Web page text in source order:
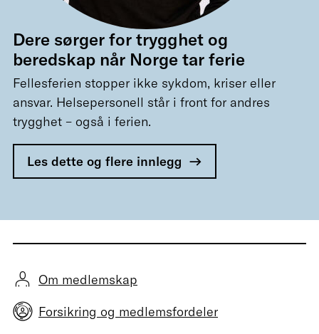
Dere sørger for trygghet og
beredskap når Norge tar ferie
Fellesferien stopper ikke sykdom, kriser eller
ansvar. Helsepersonell står i front for andres
trygghet – også i ferien.
Les dette og flere innlegg
Om medlemskap
Forsikring og medlemsfordeler